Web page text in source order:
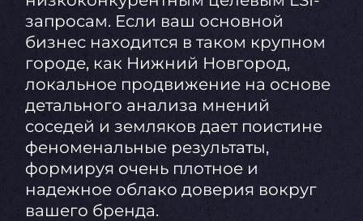
запросам. Если ваш основной
бизнес находится в таком крупном
городе, как Нижний Новгород,
локальное продвижение на основе
детального анализа мнений
соседей и земляков дает поистине
феноменальные результаты,
формируя очень плотное и
надежное облако доверия вокруг
вашего бренда.